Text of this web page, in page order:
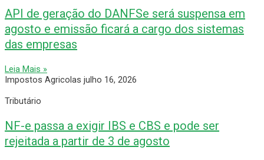
API de geração do DANFSe será suspensa em
agosto e emissão ficará a cargo dos sistemas
das empresas
Leia Mais »
Impostos Agricolas julho 16, 2026
Tributário
NF-e passa a exigir IBS e CBS e pode ser
rejeitada a partir de 3 de agosto